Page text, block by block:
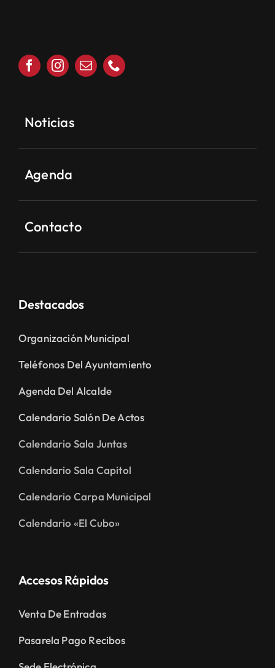
Noticias
Agenda
Contacto
Destacados
Organización Municipal
Teléfonos Del Ayuntamiento
Agenda Del Alcalde
Calendario Salón De Actos
Calendario Sala Juntas
Calendario Sala Capitol
Calendario Carpa Municipal
Calendario «El Cubo»
Accesos Rápidos
Venta De Entradas
Pasarela Pago Recibos